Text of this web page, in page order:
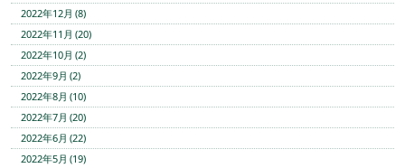
2022年12月 (8)
2022年11月 (20)
2022年10月 (2)
2022年9月 (2)
2022年8月 (10)
2022年7月 (20)
2022年6月 (22)
2022年5月 (19)